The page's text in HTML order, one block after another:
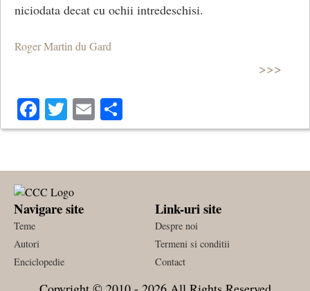
niciodata decat cu ochii intredeschisi.
Roger Martin du Gard
>>>
Facebook
Twitter
Email
Navigare site
Teme
Autori
Enciclopedie
Link-uri site
Despre noi
Termeni si conditii
Contact